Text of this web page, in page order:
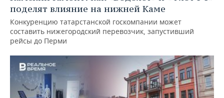
поделят влияние на нижней Каме
Конкуренцию татарстанской госкомпании может
составить нижегородский перевозчик, запустивший
рейсы до Перми